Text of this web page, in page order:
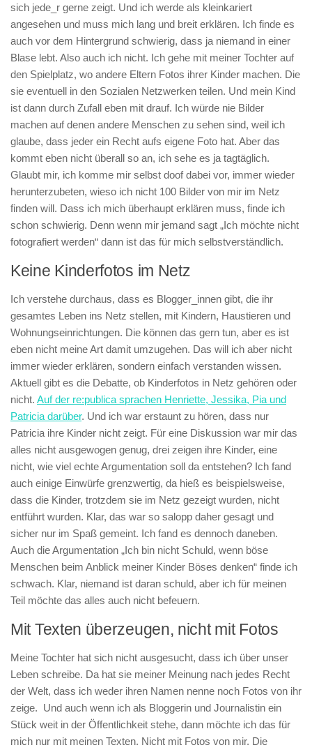
sich jede_r gerne zeigt. Und ich werde als kleinkariert
angesehen und muss mich lang und breit erklären. Ich finde es
auch vor dem Hintergrund schwierig, dass ja niemand in einer
Blase lebt. Also auch ich nicht. Ich gehe mit meiner Tochter auf
den Spielplatz, wo andere Eltern Fotos ihrer Kinder machen. Die
sie eventuell in den Sozialen Netzwerken teilen. Und mein Kind
ist dann durch Zufall eben mit drauf. Ich würde nie Bilder
machen auf denen andere Menschen zu sehen sind, weil ich
glaube, dass jeder ein Recht aufs eigene Foto hat. Aber das
kommt eben nicht überall so an, ich sehe es ja tagtäglich.
Glaubt mir, ich komme mir selbst doof dabei vor, immer wieder
herunterzubeten, wieso ich nicht 100 Bilder von mir im Netz
finden will. Dass ich mich überhaupt erklären muss, finde ich
schon schwierig. Denn wenn mir jemand sagt „Ich möchte nicht
fotografiert werden“ dann ist das für mich selbstverständlich.
Keine Kinderfotos im Netz
Ich verstehe durchaus, dass es Blogger_innen gibt, die ihr
gesamtes Leben ins Netz stellen, mit Kindern, Haustieren und
Wohnungseinrichtungen. Die können das gern tun, aber es ist
eben nicht meine Art damit umzugehen. Das will ich aber nicht
immer wieder erklären, sondern einfach verstanden wissen.
Aktuell gibt es die Debatte, ob Kinderfotos in Netz gehören oder
nicht. Auf der re:publica sprachen Henriette, Jessika, Pia und
Patricia darüber. Und ich war erstaunt zu hören, dass nur
Patricia ihre Kinder nicht zeigt. Für eine Diskussion war mir das
alles nicht ausgewogen genug, drei zeigen ihre Kinder, eine
nicht, wie viel echte Argumentation soll da entstehen? Ich fand
auch einige Einwürfe grenzwertig, da hieß es beispielsweise,
dass die Kinder, trotzdem sie im Netz gezeigt wurden, nicht
entführt wurden. Klar, das war so salopp daher gesagt und
sicher nur im Spaß gemeint. Ich fand es dennoch daneben.
Auch die Argumentation „Ich bin nicht Schuld, wenn böse
Menschen beim Anblick meiner Kinder Böses denken“ finde ich
schwach. Klar, niemand ist daran schuld, aber ich für meinen
Teil möchte das alles auch nicht befeuern.
Mit Texten überzeugen, nicht mit Fotos
Meine Tochter hat sich nicht ausgesucht, dass ich über unser
Leben schreibe. Da hat sie meiner Meinung nach jedes Recht
der Welt, dass ich weder ihren Namen nenne noch Fotos von ihr
zeige. Und auch wenn ich als Bloggerin und Journalistin ein
Stück weit in der Öffentlichkeit stehe, dann möchte ich das für
mich nur mit meinen Texten. Nicht mit Fotos von mir. Die